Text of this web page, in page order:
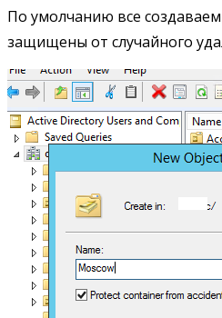
По умолчанию все
защищены от случайного